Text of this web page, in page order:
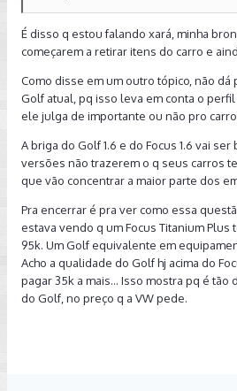
É disso q estou falando xará, minha
começarem a retirar itens do carro e
Como disse em um outro tópico, não dá
Golf atual, pq isso leva em conta o
ele julga de importante ou não pro
A briga do Golf 1.6 e do Focus 1.6 vai
versões não trazerem o q seus carros
que vão concentrar a maior parte dos
Pra encerrar é pra ver como essa
estava vendo q um Focus Titanium
95k. Um Golf equivalente em
Acho a qualidade do Golf hj acima do
pagar 35k a mais... Isso mostra pq é tão
do Golf, no preço q a VW pede.